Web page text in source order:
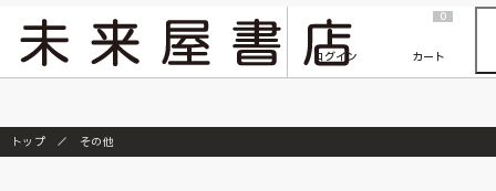
『ONE PIECE magazine 021 ONE PIECEカード付き同梱版』発売延期のご案内
ログイン
0
カート
トップ その他